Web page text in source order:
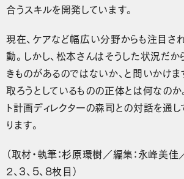
合うスキルを開発しています。
現在、ケアなど幅広い分野からも注目さ
動。しかし、松本さんはそうした状況だか
きものがあるのではないか、と問いかけ
取ろうとしているものの正体とは何なの
ト計画ディレクターの森司との対話を通し
ります。
（取材・執筆：杉原環樹／編集：永峰美佳
2、3、5、8枚目）